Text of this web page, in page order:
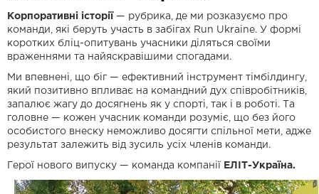
Корпоративні історії — рубрика, де ми розказуємо про
команди, які беруть участь в забігах Run Ukraine. У формі
коротких бліц-опитувань учасники діляться своїми
враженнями та найяскравішими спогадами.
Ми впевнені, що біг — ефективний інструмент тімбілдингу,
який позитивно впливає на командний дух співробітників,
запалює жагу до досягнень як у спорті, так і в роботі. Та
головне — кожен учасник команди розуміє, що без його
особистого внеску неможливо досягти спільної мети, адже
результат залежить від зусиль усіх членів команди.
Герої нового випуску — команда компанії ЕЛІТ-Україна.